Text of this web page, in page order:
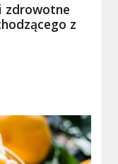
zdrowotne
z